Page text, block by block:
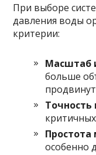
При выборе
давления воды
критерии:
Масштаб
больше
особенно